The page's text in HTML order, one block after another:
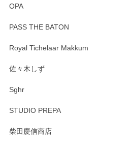
OPA
PASS THE BATON
Royal Tichelaar Makkum
佐々木しず
Sghr
STUDIO PREPA
柴田慶信商店